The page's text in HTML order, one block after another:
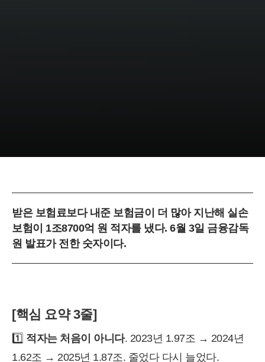
받은 보험료보다 내준 보험금이 더 많아 지난해 실손
보험이 1조8700억 원 적자를 냈다. 6월 3일 금융감독
원 발표가 전한 숫자이다.
[핵심 요약 3줄]
1️⃣ 적자는 처음이 아니다. 2023년 1.97조 → 2024년
1.62조 → 2025년 1.87조. 줄었다 다시 늘었다.